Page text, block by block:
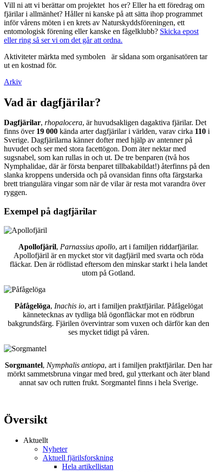
Vill ni att vi berättar om projektet hos er? Eller ha ett föredrag om
fjärilar i allmänhet? Håller ni kanske på att sätta ihop programmet
inför vårens möten i en krets av Naturskyddsföreningen, ett
entomologisk förening eller kanske en fågelklubb? Skicka epost
eller ring så ser vi om det går att ordna.
Aktiviteter märkta med symbolen
är sådana som organisatören tar
ut en kostnad för.
Arkiv
Vad är dagfjärilar?
Dagfjärilar, rhopalocera, är huvudsakligen dagaktiva fjärilar. Det
finns över 19 000 kända arter dagfjärilar i världen, varav cirka 110 i
Sverige. Dagfjärilarna känner dofter med hjälp av antenner på
huvudet och ser med stora facettögon. Dom äter nektar med
sugsnabel, som kan rullas in och ut. De tre benparen (två hos
Nymphalidae, där är första benparet tillbakabildat!) återfinns på den
slanka kroppens undersida och på ovansidan finns ofta färgstarka
brett triangulära vingar som när de vilar är resta mot varandra över
ryggen.
Exempel på dagfjärilar
Apollofjäril, Parnassius apollo, art i familjen riddarfjärilar.
Apollofjäril är en mycket stor vit dagfjäril med svarta och röda
fläckar. Den är rödlistad eftersom den minskar starkt i hela landet
utom på Gotland.
Påfågelöga, Inachis io, art i familjen praktfjärilar. Påfågelögat
kännetecknas av tydliga blå ögonfläckar mot en rödbrun
bakgrundsfärg. Fjärilen övervintrar som vuxen och därför kan den
ses mycket tidigt på våren.
Sorgmantel, Nymphalis antiopa, art i familjen praktfjärilar. Den har
mörkt sammetsbruna vingar med bred, gul ytterkant och äter bland
annat sav och rutten frukt. Sorgmantel finns i hela Sverige.
Översikt
Aktuellt
Nyheter
Aktuell fjärilsforskning
Hela artikellistan